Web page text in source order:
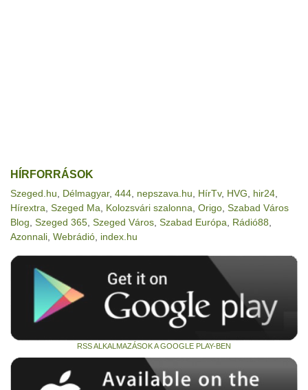
HÍRFORRÁSOK
Szeged.hu Délmagyar, 444 nepszava.hu HírTv, HVG hir24
Hírextra Szeged Ma Kolozsvári szalonna Origo Szabad Város
Blog Szeged 365 Szeged Város Szabad Európa Rádió88
Azonnali Webrádió index.hu
RSS ALKALMAZÁSOK A GOOGLE PLAY-BEN